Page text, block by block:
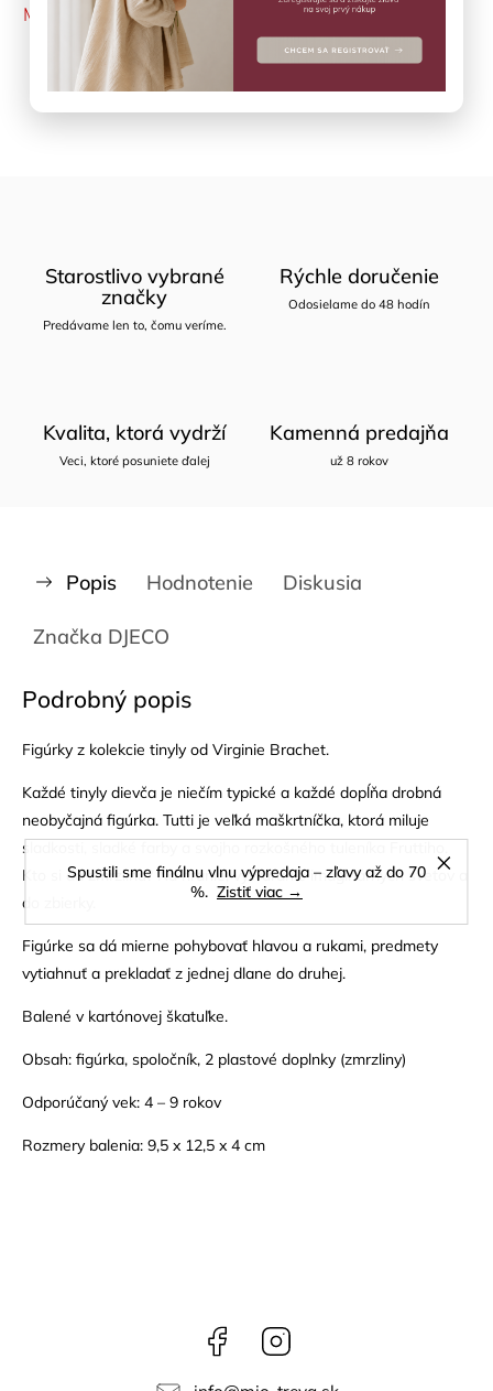
Spustili sme finálnu vlnu výpredaja – zľavy až do 70
%. Zistiť viac →
MOMENTÁLNE NEDOSTUPNÉ
Opýtať sa Zdieľať
Starostlivo vybrané
značky
Predávame len to, čomu veríme.
Rýchle doručenie
Odosielame do 48 hodín
Kvalita, ktorá vydrží
Veci, ktoré posuniete ďalej
Kamenná predajňa
už 8 rokov
Popis Hodnotenie Diskusia
Značka DJECO
Podrobný popis
Figúrky z kolekcie tinyly od Virginie Brachet.
Každé tinyly dievča je niečím typické a každé dopĺňa drobná
neobyčajná figúrka. Tutti je veľká maškrtníčka, ktorá miluje
sladkosti, sladké farby a svojho rozkošného tuleníka Fruttiho.
Kto si dá zmrzlinu? Na hranie, vytváranie imaginárnych svetov a
do zbierky.
Figúrke sa dá mierne pohybovať hlavou a rukami, predmety
vytiahnuť a prekladať z jednej dlane do druhej.
Balené v kartónovej škatuľke.
Obsah: figúrka, spoločník, 2 plastové doplnky (zmrzliny)
Odporúčaný vek: 4 – 9 rokov
Rozmery balenia: 9,5 x 12,5 x 4 cm
Facebook